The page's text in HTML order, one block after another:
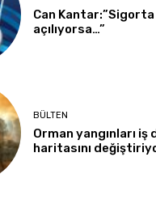
Can
açılıyorsa…”
BÜLTEN
Orman yangınları iş
haritasını